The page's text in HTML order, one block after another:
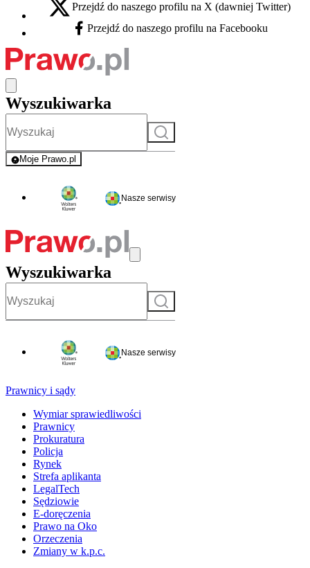
X - otwiera się w nowej karcie
Przejdź do naszego profilu na X (dawniej Twitter)
Facebook - otwiera się w nowej karcie
Przejdź do naszego profilu na Facebooku
Wyszukiwarka
Szukaj
Moje Prawo.pl
- rejestracja i logowanie do serwisu
Nasze serwisy
Wyszukiwarka
Szukaj
Nasze serwisy
Prawnicy i sądy
Wymiar sprawiedliwości
Prawnicy
Prokuratura
Policja
Rynek
Strefa aplikanta
LegalTech
Sędziowie
E-doręczenia
Prawo na Oko
Orzeczenia
Zmiany w k.p.c.